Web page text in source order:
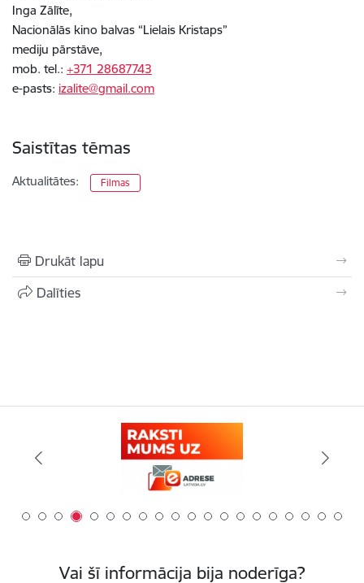
Inga Zālīte,
Nacionālās kino balvas “Lielais Kristaps”
mediju pārstāve,
mob. tel.: +371 28687743
e-pasts: izalite@gmail.com
Saistītas tēmas
Aktualitātes: Filmas
Drukāt lapu
Dalīties
Vai šī informācija bija noderīga?